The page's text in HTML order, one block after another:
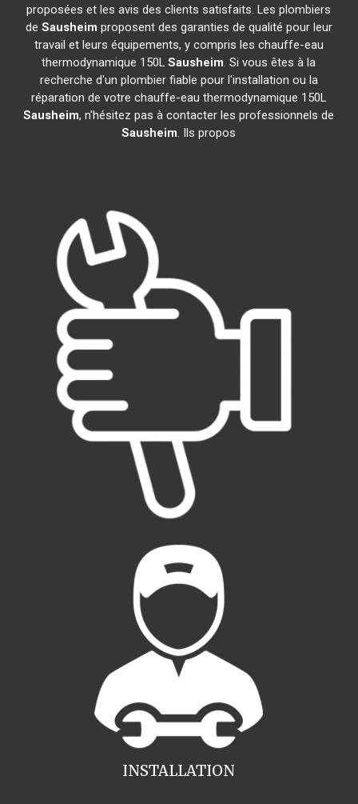
proposées et les avis des clients satisfaits. Les plombiers
de Sausheim proposent des garanties de qualité pour leur
travail et leurs équipements, y compris les chauffe-eau
thermodynamique 150LSausheim. Si vous êtes à la
recherche d'un plombier fiable pour l'installation ou la
réparation de votre chauffe-eau thermodynamique 150L
Sausheim, n'hésitez pas à contacter les professionnels de
Sausheim. Ils propos
INSTALLATION